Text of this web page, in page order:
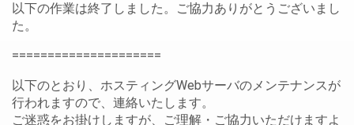
以下の作業は終了しました。ご協力ありがとうございまし
た。
=====================
以下のとおり、ホスティングWebサーバのメンテナンスが
行われますので、連絡いたします。
ご迷惑をお掛けしますが、ご理解・ご協力いただけますよ